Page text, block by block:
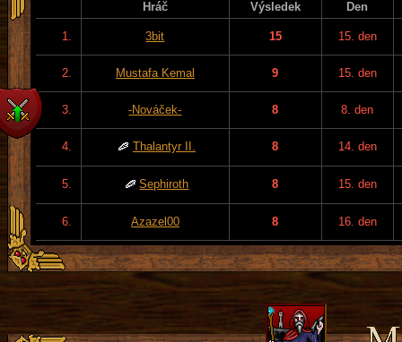
Hráč Výsledek Den
1. 3bit 15 15. den
2. Mustafa Kemal 9 15. den
3. -Nováček- 8 8. den
4. Thalantyr II. 8 14. den
5. Sephiroth 8 15. den
6. Azazel00 8 16. den